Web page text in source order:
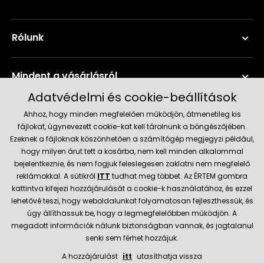
Rólunk
Mindent a vásárlásról
Szerviz és támogatás
Aktuális információk
Szállítás és fizetési módok
Megbízható kereskedő
Adatvédelmi és cookie-beállítások
Ahhoz, hogy minden megfelelően működjön, átmenetileg kis
fájlokat, úgynevezett cookie-kat kell tárolnunk a böngészőjében.
Ezeknek a fájloknak köszönhetően a számítógép megjegyzi például,
hogy milyen árut tett a kosárba, nem kell minden alkalommal
bejelentkeznie, és nem fogjuk feleslegesen zaklatni nem megfelelő
reklámokkal. A sütikről ITT tudhat meg többet. Az ÉRTEM gombra
kattintva kifejezi hozzájárulását a cookie-k használatához, és ezzel
lehetővé teszi, hogy weboldalunkat folyamatosan fejleszthessük, és
úgy állíthassuk be, hogy a legmegfelelőbben működjön. A
megadott információk nálunk biztonságban vannak, és jogtalanul
senki sem férhet hozzájuk.
A hozzájárulást itt utasíthatja vissza